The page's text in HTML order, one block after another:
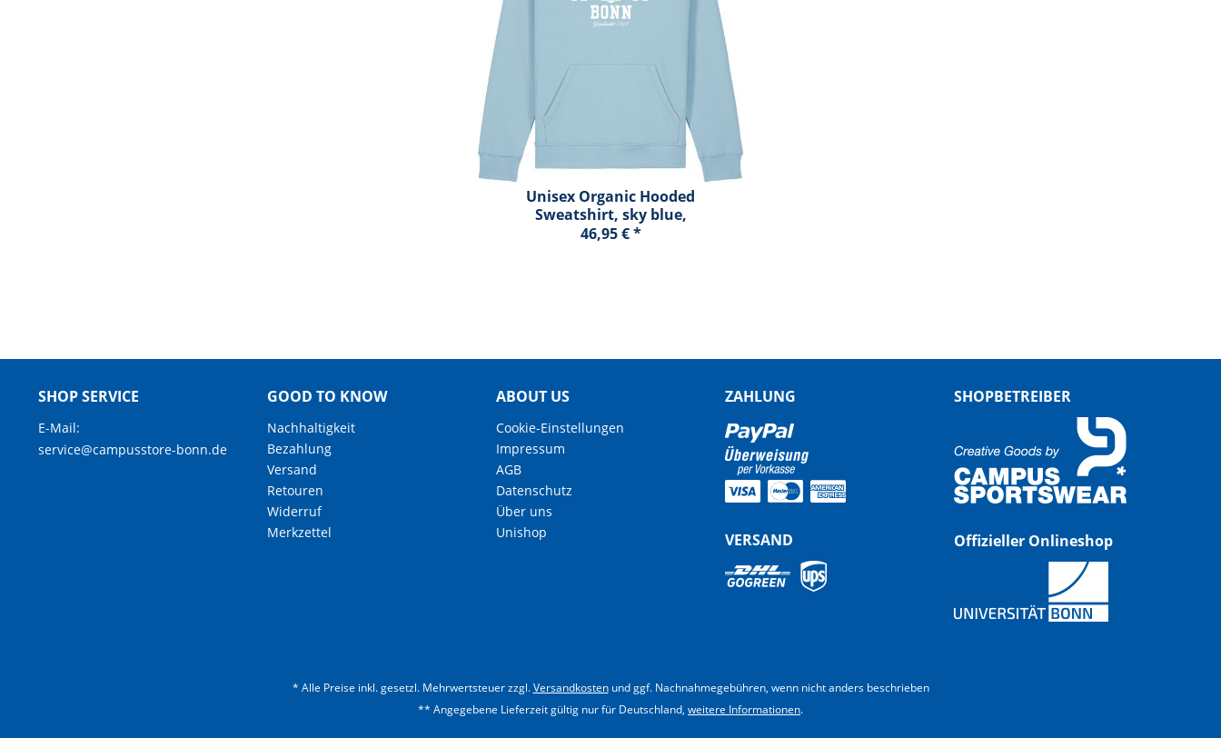
Unisex Organic Hooded
Sweatshirt, sky blue,
marshall
46,95 € *
SHOP SERVICE
E-Mail:
service@campusstore-bonn.de
GOOD TO KNOW
Nachhaltigkeit
Bezahlung
Versand
Retouren
Widerruf
Merkzettel
ABOUT US
Cookie-Einstellungen
Impressum
AGB
Datenschutz
Über uns
Unishop
ZAHLUNG
VERSAND
SHOPBETREIBER
Offizieller Onlineshop
* Alle Preise inkl. gesetzl. Mehrwertsteuer zzgl.Versandkostenund ggf. Nachnahmegebühren, wenn nicht anders beschrieben
** Angegebene Lieferzeit gültig nur für Deutschland, weitere Informationen.